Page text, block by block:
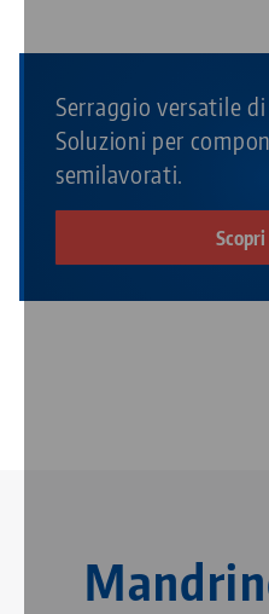
Serraggio versatile
Soluzioni per
semilavorati.